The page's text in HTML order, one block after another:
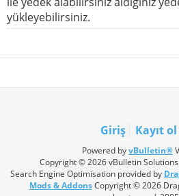
yükleyebilirsiniz.
Giriş Kayıt ol
Powered byvBulletin®
Copyright © 2026 vBulletin
Search Engine Optimisation provided by
Mods & AddonsCopyright © 2026